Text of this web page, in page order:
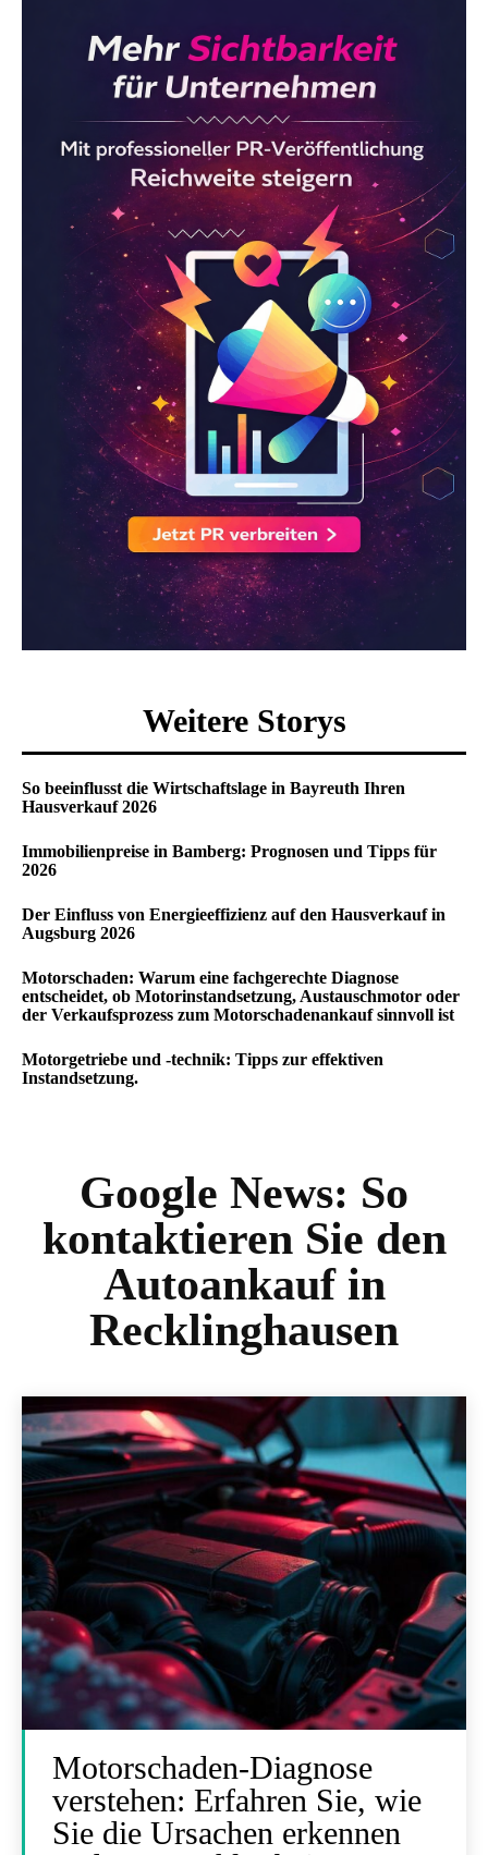
Weitere Storys
So beeinflusst die Wirtschaftslage in Bayreuth Ihren
Hausverkauf 2026
Immobilienpreise in Bamberg: Prognosen und Tipps für
2026
Der Einfluss von Energieeffizienz auf den Hausverkauf in
Augsburg 2026
Motorschaden: Warum eine fachgerechte Diagnose
entscheidet, ob Motorinstandsetzung, Austauschmotor oder
der Verkaufsprozess zum Motorschadenankauf sinnvoll ist
Motorgetriebe und -technik: Tipps zur effektiven
Instandsetzung.
Google News: So
kontaktieren Sie den
Autoankauf in
Recklinghausen
Motorschaden-Diagnose
verstehen: Erfahren Sie, wie
Sie die Ursachen erkennen